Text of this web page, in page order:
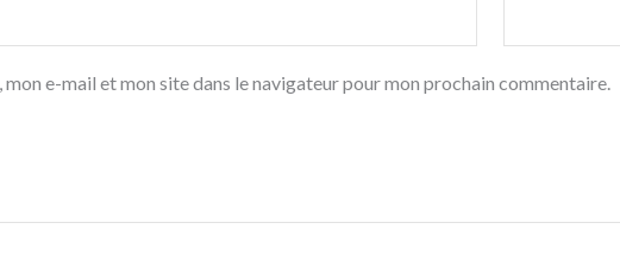
e-mail et mon site dans le navigateur pour mon prochain commentaire.